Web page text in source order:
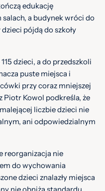
edukację
a budynek wróci do
pójdą do szkoły
dzieci, a do przedszkoli
puste miejsca i
przy coraz mniejszej
Kowol podkreśla, że
liczbie dzieci nie
ani odpowiedzialnym
reorganizacja nie
do wychowania
dzieci znalazły miejsca